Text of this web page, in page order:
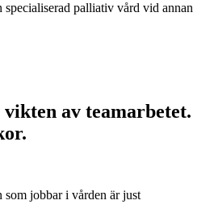
palliativ vård vid annan
av teamarbetet.
jobbar i vården är just